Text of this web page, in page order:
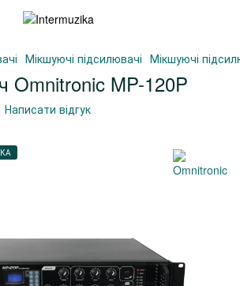
Мікшуючі підсилювачі Мікшуючі
Omnitronic MP-120P
Написати відгук